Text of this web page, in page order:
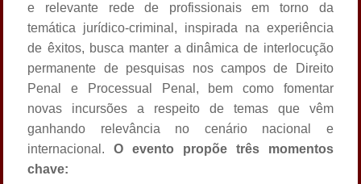
e relevante rede de profissionais em torno da
temática jurídico-criminal, inspirada na experiência
de êxitos, busca manter a dinâmica de interlocução
permanente de pesquisas nos campos de Direito
Penal e Processual Penal, bem como fomentar
novas incursões a respeito de temas que vêm
ganhando relevância no cenário nacional e
internacional.O evento propõe três momentos
chave: